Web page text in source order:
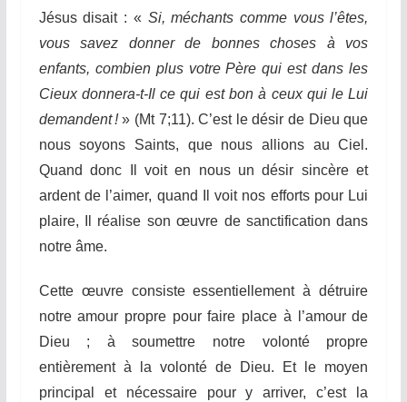
Jésus disait : « Si, méchants comme vous l’êtes,
vous savez donner de bonnes choses à vos
enfants, combien plus votre Père qui est dans les
Cieux donnera-t-Il ce qui est bon à ceux qui le Lui
demandent !» (Mt 7;11). C’est le désir de Dieu que
nous soyons Saints, que nous allions au Ciel.
Quand donc Il voit en nous un désir sincère et
ardent de l’aimer, quand Il voit nos efforts pour Lui
plaire, Il réalise son œuvre de sanctification dans
notre âme.
Cette œuvre consiste essentiellement à détruire
notre amour propre pour faire place à l’amour de
Dieu ; à soumettre notre volonté propre
entièrement à la volonté de Dieu. Et le moyen
principal et nécessaire pour y arriver, c’est la